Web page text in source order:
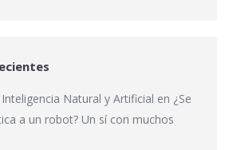
Natural y Artificial en ¿Se
a un robot? Un sí con muchos